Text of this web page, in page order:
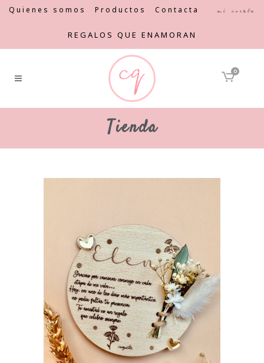
Quienes somos Productos Contacta Mi cuenta
REGALOS QUE ENAMORAN
0
Tienda